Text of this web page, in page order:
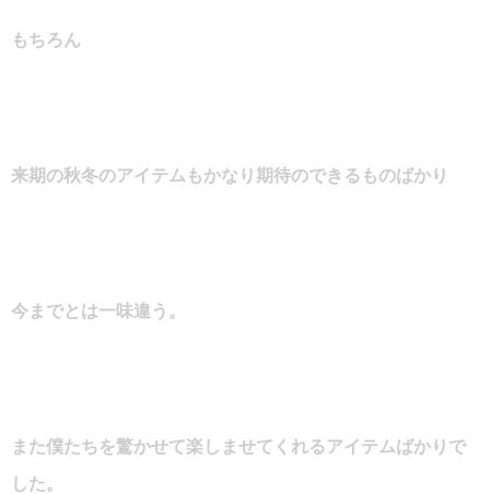
もちろん
来期の秋冬のアイテムもかなり期待のできるものばかり
今までとは一味違う。
また僕たちを驚かせて楽しませてくれるアイテムばかりで
した。